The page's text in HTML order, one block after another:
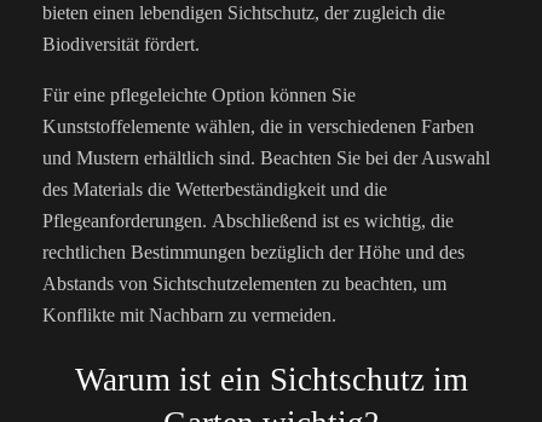
bieten einen lebendigen Sichtschutz, der zugleich die
Biodiversität fördert.
Für eine pflegeleichte Option können Sie
Kunststoffelemente wählen, die in verschiedenen Farben
und Mustern erhältlich sind. Beachten Sie bei der Auswahl
des Materials die Wetterbeständigkeit und die
Pflegeanforderungen. Abschließend ist es wichtig, die
rechtlichen Bestimmungen bezüglich der Höhe und des
Abstands von Sichtschutzelementen zu beachten, um
Konflikte mit Nachbarn zu vermeiden.
Warum ist ein Sichtschutz im